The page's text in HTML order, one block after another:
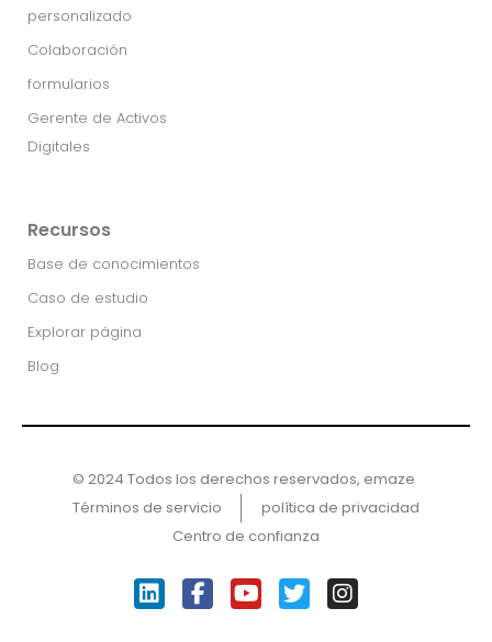
personalizado
Colaboración
formularios
Gerente de Activos
Digitales
Recursos
Base de conocimientos
Caso de estudio
Explorar página
Blog
© 2024 Todos los derechos reservados, emaze ​
Términos de servicio
política de privacidad
Centro de confianza